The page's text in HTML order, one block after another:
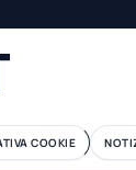
COOKIE